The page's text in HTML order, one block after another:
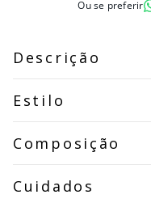
Ou se preferir
Descrição
Estilo
Composição
Cuidados